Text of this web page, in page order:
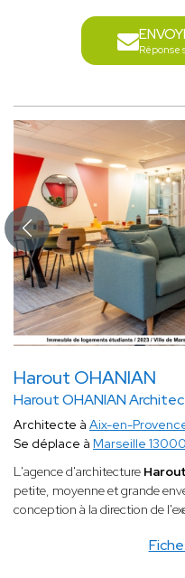
Réponse
Harout OHANIAN
Harout OHANIAN
Architecte à Aix-en-
Se déplace à Marseille 13000
L'agence d'architecture
petite, moyenne et grande
conception à la direction de